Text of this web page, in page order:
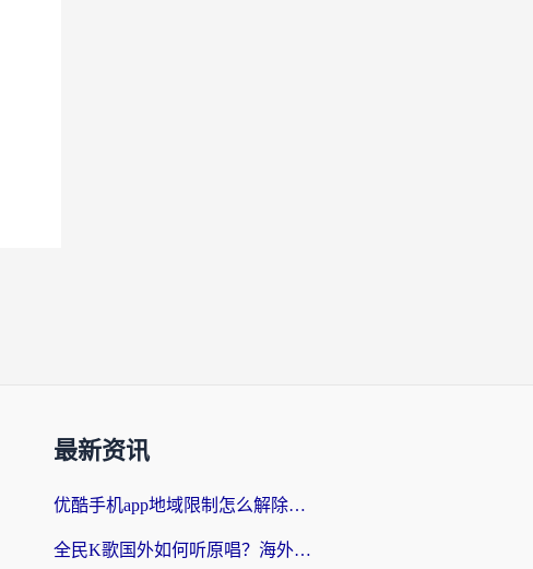
最新资讯
优酷手机app地域限制怎么解除？海外党亲测有效的追剧方案
全民K歌国外如何听原唱？海外党亲测有效的回国加速器选择指南